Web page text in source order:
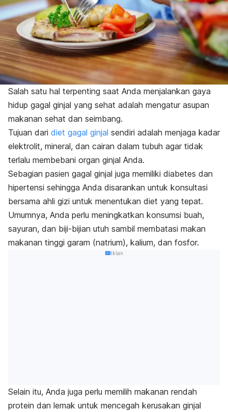
Salah satu hal terpenting saat Anda menjalankan gaya
hidup gagal ginjal yang sehat adalah mengatur asupan
makanan sehat dan seimbang.
Tujuan dari diet gagal ginjal sendiri adalah menjaga kadar
elektrolit, mineral, dan cairan dalam tubuh agar tidak
terlalu membebani organ ginjal Anda.
Sebagian pasien gagal ginjal juga memiliki diabetes dan
hipertensi sehingga Anda disarankan untuk konsultasi
bersama ahli gizi untuk menentukan diet yang tepat.
Umumnya, Anda perlu meningkatkan konsumsi buah,
sayuran, dan biji-bijian utuh sambil membatasi makan
makanan tinggi garam (natrium), kalium, dan fosfor.
Iklan
Selain itu, Anda juga perlu memilih makanan rendah
protein dan lemak untuk mencegah kerusakan ginjal